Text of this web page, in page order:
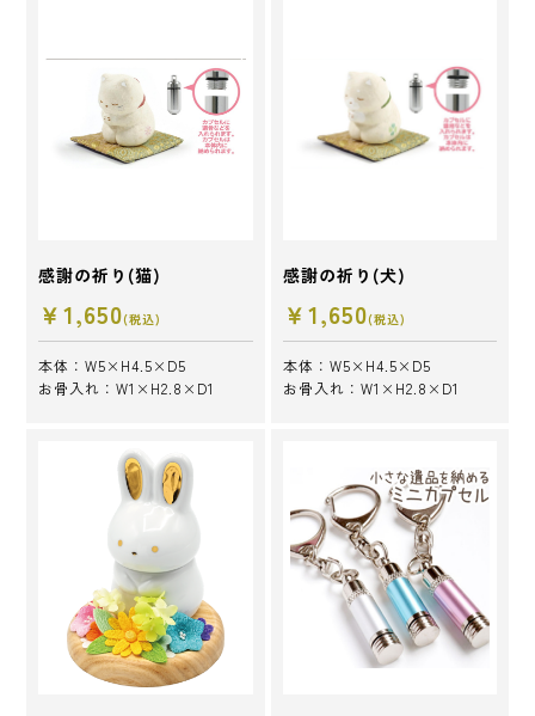
感謝の祈り(猫)
￥1,650(税込)
本体：W5×H4.5×D5
お骨入れ：W1×H2.8×D1
感謝の祈り(犬)
￥1,650(税込)
本体：W5×H4.5×D5
お骨入れ：W1×H2.8×D1